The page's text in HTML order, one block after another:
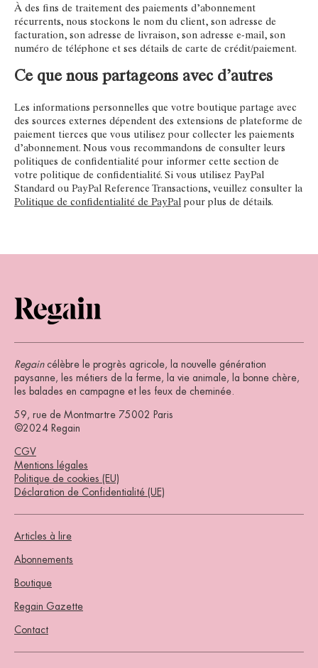
À des fins de traitement des paiements d’abonnement
récurrents, nous stockons le nom du client, son adresse de
facturation, son adresse de livraison, son adresse e-mail, son
numéro de téléphone et ses détails de carte de crédit/paiement.
Ce que nous partageons avec d’autres
Les informations personnelles que votre boutique partage avec
des sources externes dépendent des extensions de plateforme de
paiement tierces que vous utilisez pour collecter les paiements
d’abonnement. Nous vous recommandons de consulter leurs
politiques de confidentialité pour informer cette section de
votre politique de confidentialité. Si vous utilisez PayPal
Standard ou PayPal Reference Transactions, veuillez consulter la
Politique de confidentialité de PayPal pour plus de détails.
Regaincélèbre le progrès agricole, la nouvelle génération
paysanne, les métiers de la ferme, la vie animale, la bonne chère,
les balades en campagne et les feux de cheminée.
59, rue de Montmartre 75002 Paris
©2024 Regain
CGV
Mentions légales
Politique de cookies (EU)
Déclaration de Confidentialité (UE)
Articles à lire
Abonnements
Boutique
Regain Gazette
Contact